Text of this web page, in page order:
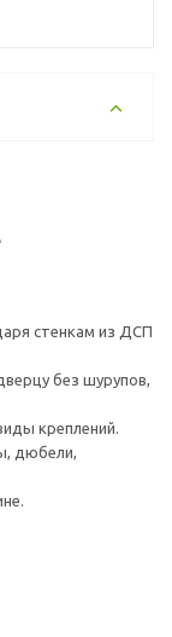
стенкам из ДСП
без шурупов,
креплений.
дюбели,